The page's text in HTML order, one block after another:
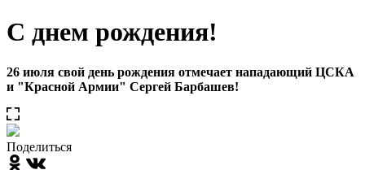
C днем рождения!
26 июля свой день рождения отмечает нападающий ЦСКА
и "Красной Армии" Сергей Барбашев!
Поделиться